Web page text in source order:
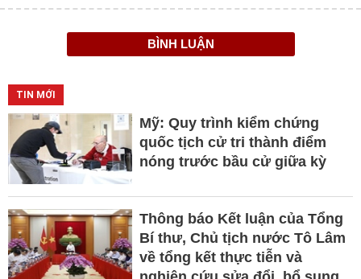
BÌNH LUẬN
TIN MỚI
Mỹ: Quy trình kiểm chứng
quốc tịch cử tri thành điểm
nóng trước bầu cử giữa kỳ
Thông báo Kết luận của Tổng
Bí thư, Chủ tịch nước Tô Lâm
về tổng kết thực tiễn và